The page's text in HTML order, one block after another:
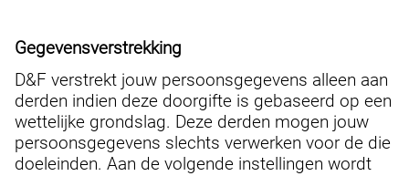
Gegevensverstrekking
D&F verstrekt jouw persoonsgegevens alleen aan
derden indien deze doorgifte is gebaseerd op een
wettelijke grondslag. Deze derden mogen jouw
persoonsgegevens slechts verwerken voor de die
doeleinden. Aan de volgende instellingen wordt